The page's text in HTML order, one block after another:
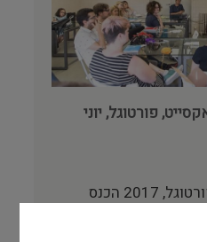
פורטוגל, יוני
סיכום כינוס Ecsite – פורטוגל, 2017 הכנס
המדע ומרכזי המדע